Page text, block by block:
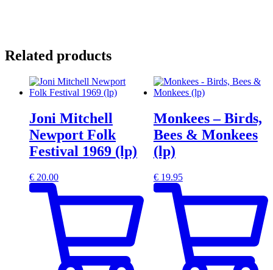
Related products
Joni Mitchell
Newport Folk
Festival 1969 (lp)
€ 20.00
Monkees – Birds,
Bees & Monkees
(lp)
€19.95